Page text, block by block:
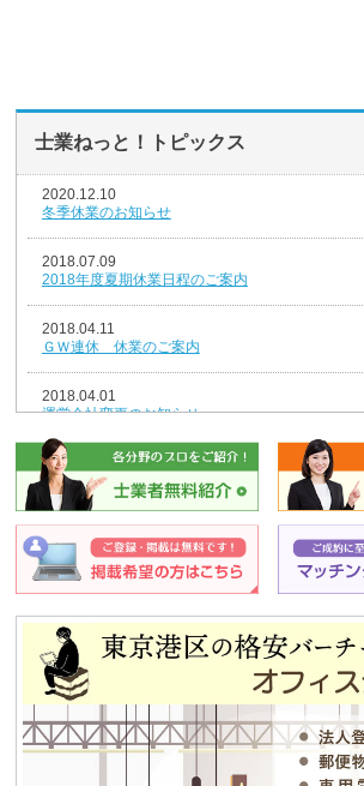
士業ねっと！トピックス
2020.12.10
冬季休業のお知らせ
2018.07.09
2018年度夏期休業日程のご案内
2018.04.11
ＧＷ連休 休業のご案内
2018.04.01
運営会社変更のお知らせ
2018.01.04
新年のごあいさつ
2017.12.26
年末年始休業のお知らせ
2014.08.07
夏期休業のお知らせ
2013.12.25
平成25年冬季休暇のお知らせ
2013.08.12
夏期休業のお知らせ